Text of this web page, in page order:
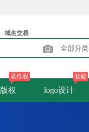
域名交易
全部分类
版权
著作权
logo设计
智能